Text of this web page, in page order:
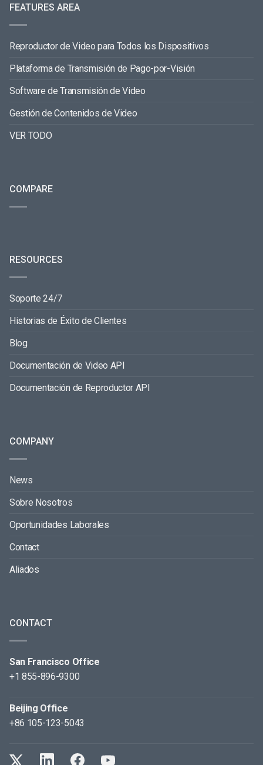
FEATURES AREA
Reproductor de Video para Todos los Dispositivos
Plataforma de Transmisión de Pago-por-Visión
Software de Transmisión de Video
Gestión de Contenidos de Video
VER TODO
COMPARE
RESOURCES
Soporte 24/7
Historias de Éxito de Clientes
Blog
Documentación de Video API
Documentación de Reproductor API
COMPANY
News
Sobre Nosotros
Oportunidades Laborales
Contact
Aliados
CONTACT
San Francisco Office
+1 855-896-9300
Beijing Office
+86 105-123-5043